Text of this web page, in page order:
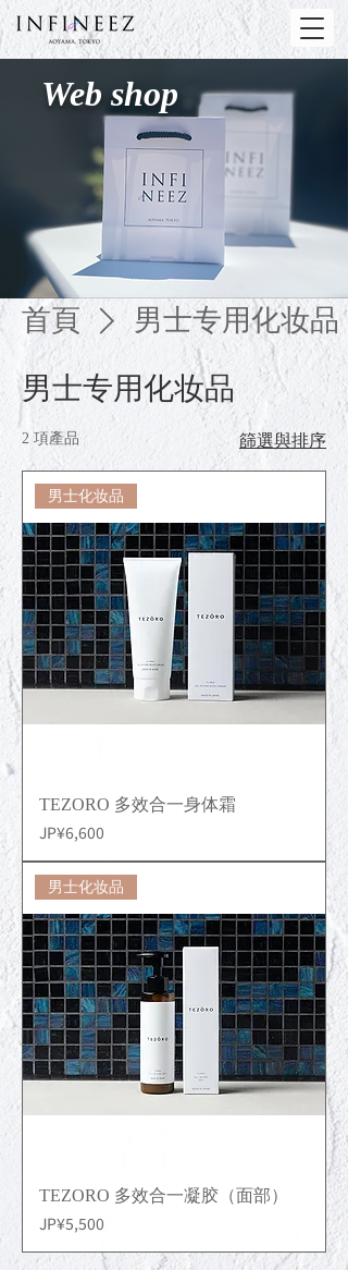
Web shop
首頁 男士专用化妆品
男士专用化妆品
2 項產品 篩選與排序
男士化妆品
TEZORO 多效合一身体霜
價格
JP¥6,600
男士化妆品
TEZORO 多效合一凝胶（面部）
價格
JP¥5,500